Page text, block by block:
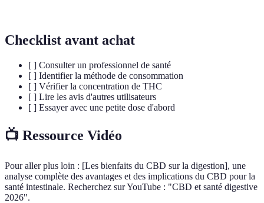
Checklist avant achat
[ ] Consulter un professionnel de santé
[ ] Identifier la méthode de consommation
[ ] Vérifier la concentration de THC
[ ] Lire les avis d'autres utilisateurs
[ ] Essayer avec une petite dose d'abord
📺 Ressource Vidéo
Pour aller plus loin : [Les bienfaits du CBD sur la digestion], une
analyse complète des avantages et des implications du CBD pour la
santé intestinale. Recherchez sur YouTube : "CBD et santé digestive
2026".